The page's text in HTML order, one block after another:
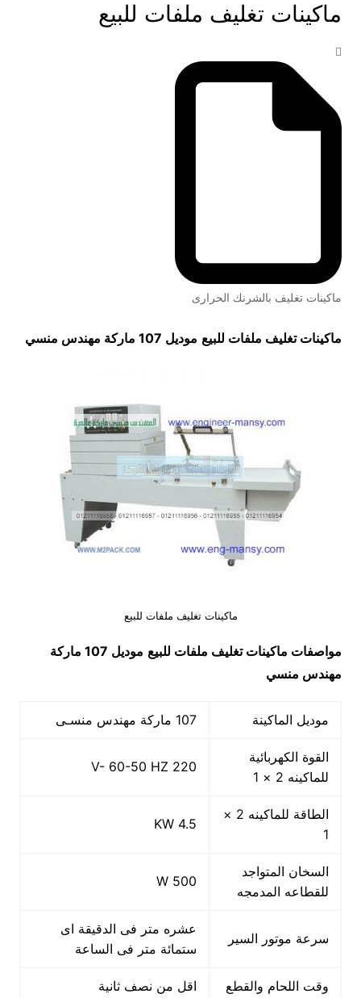
ماكينات تغليف ملفات للبيع
ماكينات تغليف بالشرنك الحرارى
ماكينات تغليف ملفات للبيع موديل 107 ماركة مهندس منسي
ماكينات تغليف ملفات للبيع
مواصفات ماكينات تغليف ملفات للبيع
موديل 107 ماركة
مهندس منسي
موديل الماكينة 107 ماركة مهندس منسـى
القوة الكهربائية
للماكينه 2 × 1
220 V- 60-50 HZ
الطاقة للماكينه 2 ×
1
4.5 KW
السخان المتواجد
للقطاعه المدمجه
500 W
سرعة موتور السير
عشره متر فى الدقيقة اى
ستمائة متر فى الساعة
وقت اللحام والقطع اقل من نصف ثانية